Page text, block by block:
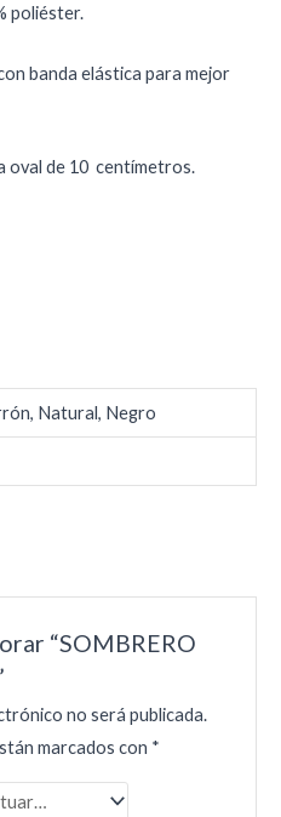
poliéster.
banda elástica para mejor
oval de 10 centímetros.
Natural, Negro
“SOMBRERO
no será publicada.
marcados con *